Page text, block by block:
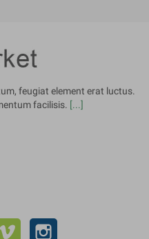
feugiat element erat luctus.
facilisis. [...]
Vimeo